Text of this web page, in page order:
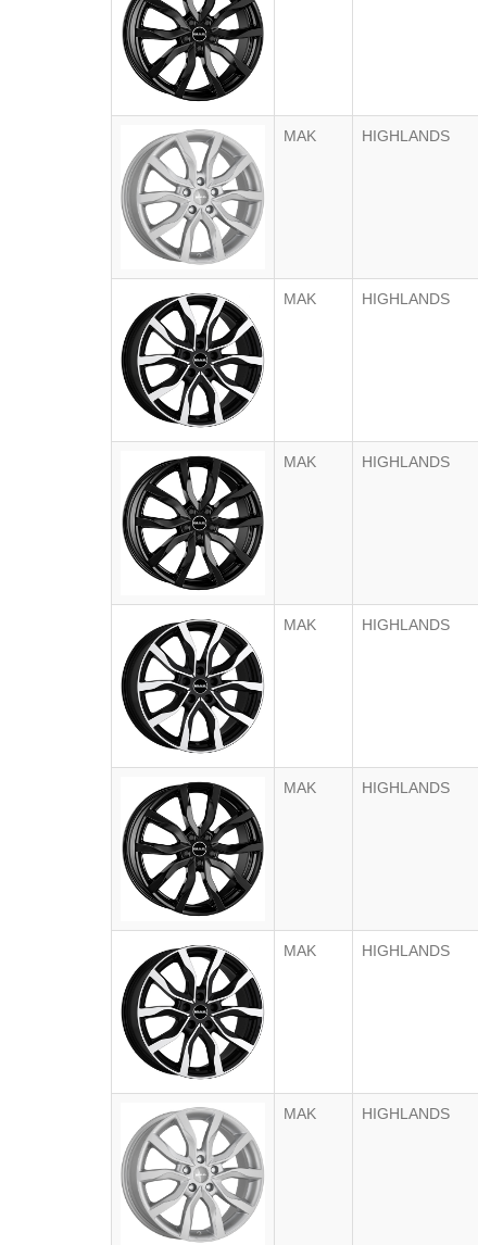
MAK HIGHLANDS
MAK HIGHLANDS
MAK HIGHLANDS
MAK HIGHLANDS
MAK HIGHLANDS
MAK HIGHLANDS
MAK HIGHLANDS